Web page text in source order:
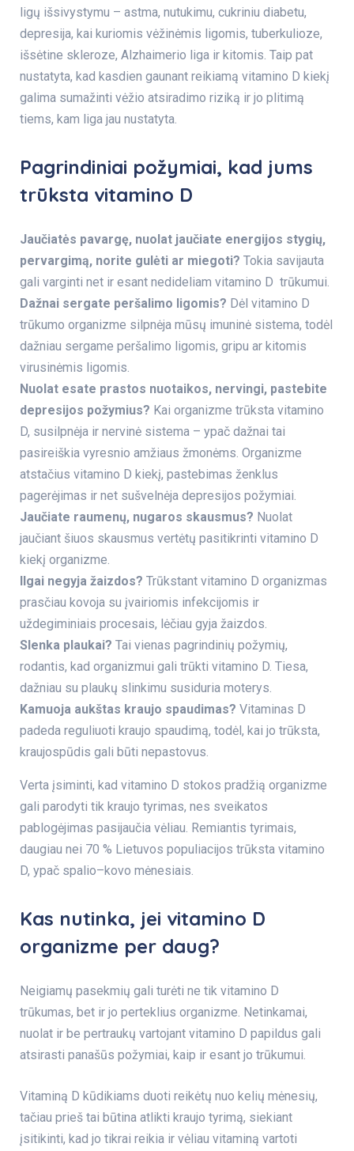
ligų išsivystymu – astma, nutukimu, cukriniu diabetu,
depresija, kai kuriomis vėžinėmis ligomis, tuberkulioze,
išsėtine skleroze, Alzhaimerio liga ir kitomis. Taip pat
nustatyta, kad kasdien gaunant reikiamą vitamino D kiekį
galima sumažinti vėžio atsiradimo riziką ir jo plitimą
tiems, kam liga jau nustatyta.
Pagrindiniai požymiai, kad jums
trūksta vitamino D
Jaučiatės pavargę, nuolat jaučiate energijos stygių,
pervargimą, norite gulėti ar miegoti? Tokia savijauta
gali varginti net ir esant nedideliam vitamino D trūkumui.
Dažnai sergate peršalimo ligomis? Dėl vitamino D
trūkumo organizme silpnėja mūsų imuninė sistema, todėl
dažniau sergame peršalimo ligomis, gripu ar kitomis
virusinėmis ligomis.
Nuolat esate prastos nuotaikos, nervingi, pastebite
depresijos požymius? Kai organizme trūksta vitamino
D, susilpnėja ir nervinė sistema – ypač dažnai tai
pasireiškia vyresnio amžiaus žmonėms. Organizme
atstačius vitamino D kiekį, pastebimas ženklus
pagerėjimas ir net sušvelnėja depresijos požymiai.
Jaučiate raumenų, nugaros skausmus? Nuolat
jaučiant šiuos skausmus vertėtų pasitikrinti vitamino D
kiekį organizme.
Ilgai negyja žaizdos? Trūkstant vitamino D organizmas
prasčiau kovoja su įvairiomis infekcijomis ir
uždegiminiais procesais, lėčiau gyja žaizdos.
Slenka plaukai? Tai vienas pagrindinių požymių,
rodantis, kad organizmui gali trūkti vitamino D. Tiesa,
dažniau su plaukų slinkimu susiduria moterys.
Kamuoja aukštas kraujo spaudimas? Vitaminas D
padeda reguliuoti kraujo spaudimą, todėl, kai jo trūksta,
kraujospūdis gali būti nepastovus.
Verta įsiminti, kad vitamino D stokos pradžią organizme
gali parodyti tik kraujo tyrimas, nes sveikatos
pablogėjimas pasijaučia vėliau. Remiantis tyrimais,
daugiau nei 70 % Lietuvos populiacijos trūksta vitamino
D, ypač spalio–kovo mėnesiais.
Kas nutinka, jei vitamino D
organizme per daug?
Neigiamų pasekmių gali turėti ne tik vitamino D
trūkumas, bet ir jo perteklius organizme. Netinkamai,
nuolat ir be pertraukų vartojant vitamino D papildus gali
atsirasti panašūs požymiai, kaip ir esant jo trūkumui.
Vitaminą D kūdikiams duoti reikėtų nuo kelių mėnesių,
tačiau prieš tai būtina atlikti kraujo tyrimą, siekiant
įsitikinti, kad jo tikrai reikia ir vėliau vitaminą vartoti